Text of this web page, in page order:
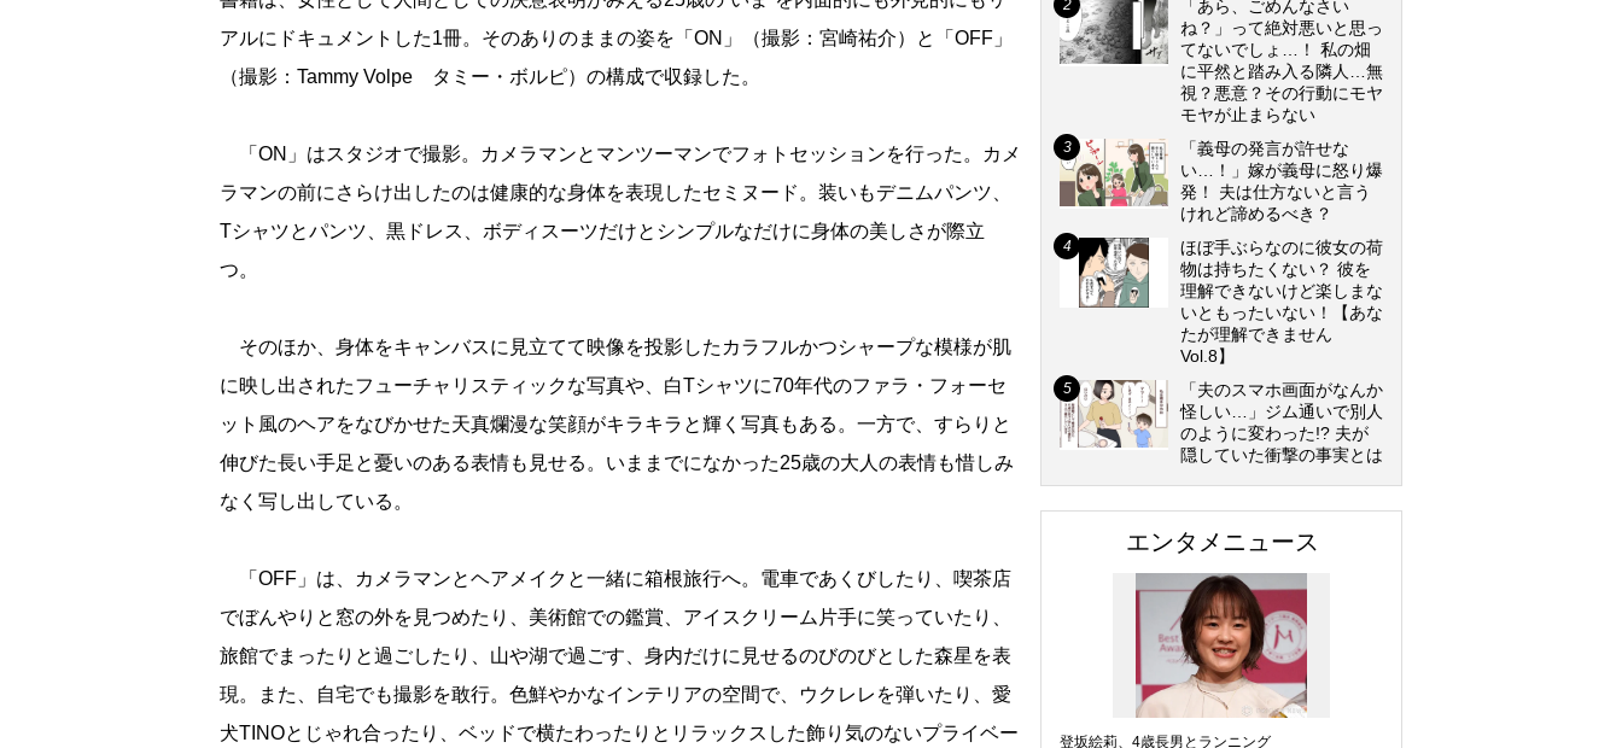
アルにドキュメントした1冊。そのありのままの姿を「ON」（撮影：宮崎祐介）と「OFF」
（撮影：Tammy Volpe タミー・ボルピ）の構成で収録した。
「ON」はスタジオで撮影。カメラマンとマンツーマンでフォトセッションを行った。カメ
ラマンの前にさらけ出したのは健康的な身体を表現したセミヌード。装いもデニムパンツ、
Tシャツとパンツ、黒ドレス、ボディスーツだけとシンプルなだけに身体の美しさが際立
つ。
そのほか、身体をキャンバスに見立てて映像を投影したカラフルかつシャープな模様が肌
に映し出されたフューチャリスティックな写真や、白Tシャツに70年代のファラ・フォーセ
ット風のヘアをなびかせた天真爛漫な笑顔がキラキラと輝く写真もある。一方で、すらりと
伸びた長い手足と憂いのある表情も見せる。いままでになかった25歳の大人の表情も惜しみ
なく写し出している。
「OFF」は、カメラマンとヘアメイクと一緒に箱根旅行へ。電車であくびしたり、喫茶店
でぼんやりと窓の外を見つめたり、美術館での鑑賞、アイスクリーム片手に笑っていたり、
旅館でまったりと過ごしたり、山や湖で過ごす、身内だけに見せるのびのびとした森星を表
現。また、自宅でも撮影を敢行。色鮮やかなインテリアの空間で、ウクレレを弾いたり、愛
犬TINOとじゃれ合ったり、ベッドで横たわったりとリラックスした飾り気のないプライベー
「あら、ごめんなさい
ね？」って絶対悪いと思っ
てないでしょ…！ 私の畑
に平然と踏み入る隣人…無
視？悪意？その行動にモヤ
モヤが止まらない
「義母の発言が許せな
い…！」嫁が義母に怒り爆
発！ 夫は仕方ないと言う
けれど諦めるべき？
ほぼ手ぶらなのに彼女の荷
物は持ちたくない？ 彼を
理解できないけど楽しまな
いともったいない！【あな
たが理解できません
Vol.8】
「夫のスマホ画面がなんか
怪しい…」ジム通いで別人
のように変わった!? 夫が
隠していた衝撃の事実とは
エンタメニュース
登坂絵莉、4歳長男とランニング